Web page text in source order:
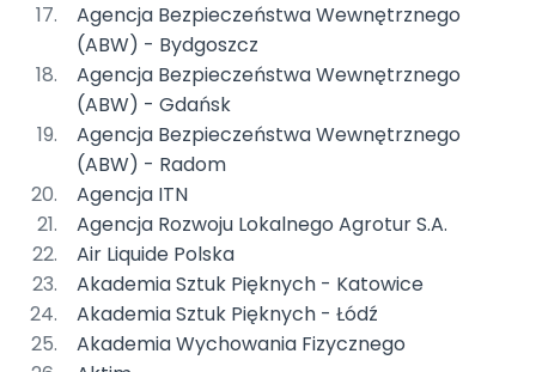
Agencja Bezpieczeństwa Wewnętrznego
(ABW) - Bydgoszcz
Agencja Bezpieczeństwa Wewnętrznego
(ABW) - Gdańsk
Agencja Bezpieczeństwa Wewnętrznego
(ABW) - Radom
Agencja ITN
Agencja Rozwoju Lokalnego Agrotur S.A.
Air Liquide Polska
Akademia Sztuk Pięknych - Katowice
Akademia Sztuk Pięknych - Łódź
Akademia Wychowania Fizycznego